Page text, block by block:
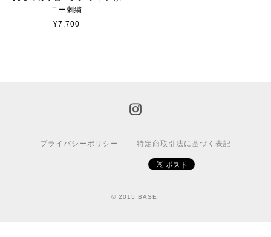
ニー刺繍
¥7,700
プライバシーポリシー 特定商取引法に基づく表記
© 2015 BASE.